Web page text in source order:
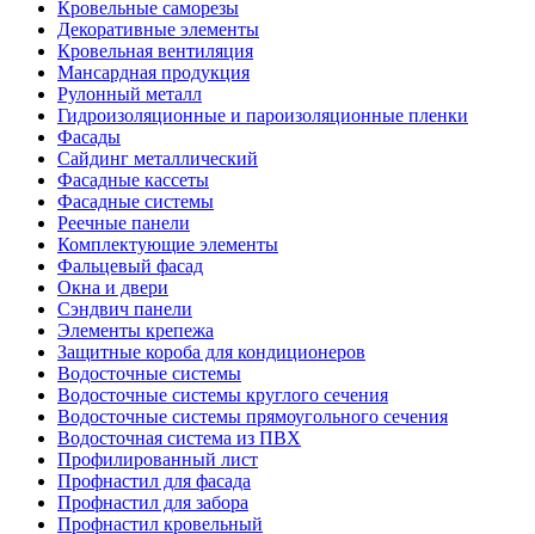
Кровельные саморезы
Декоративные элементы
Кровельная вентиляция
Мансардная продукция
Рулонный металл
Гидроизоляционные и пароизоляционные пленки
Фасады
Сайдинг металлический
Фасадные кассеты
Фасадные системы
Реечные панели
Комплектующие элементы
Фальцевый фасад
Окна и двери
Сэндвич панели
Элементы крепежа
Защитные короба для кондиционеров
Водосточные системы
Водосточные системы круглого сечения
Водосточные системы прямоугольного сечения
Водосточная система из ПВХ
Профилированный лист
Профнастил для фасада
Профнастил для забора
Профнастил кровельный